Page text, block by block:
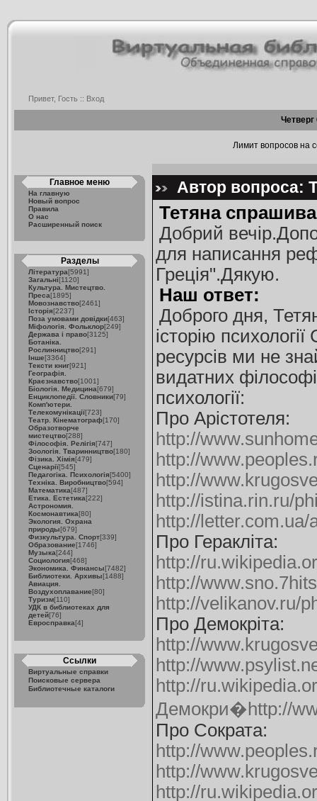
Привет, Гость :: Вход
Четверг
Лимит вопросов на
Главное меню
На главную
Новый вопрос
Правила
О нас
Расширенный поиск
Разделы
Література[5991]
Загальні[1120]
Культура. Мистецтво.
Преса[1895]
Мовознавство[2461]
Історія[2237]
Поза умовами довідки[463]
Міфологія. Фольклор[249]
Держава і право[3125]
Ботаніка.
Рослинництво[291]
Інше[3364]
Тексти книг[921]
Географія.
Краєзнавство[1001]
Біологія. Медицина[679]
Енциклопедії. Словники[79]
Комп'ютери.
Телекомунікації[723]
Театр. Кінематограф[170]
Образотворче
мистецтво[288]
Філософія. Релігія[747]
Зоологія. Тваринництво[180]
Фізика. Хімія[479]
Сценарії[545]
Педагогіка. Психологія[5400]
Техніка. Виробництво[594]
Математика[487]
Етика. Естетика[222]
Астрономия.
Космонавтика[80]
Экология. Охрана
природы[679]
Физкультура. Спорт[339]
Образование[1746]
Музыка[244]
Социология[468]
Экономика. Финансы[7482]
Библиотеки. Архивы[1488]
Авиация.
Воздухоплавание[80]
Туризм[110]
УДК в библиотеках для
детей[76]
Евросправка[4]
Ссылки
Виртуальные справки
Поисковые сервера
Библиотечные каталоги
Автор вопроса:
Тетяна
Добрий
для написання
Греція".Дякую.
Наш ответ:
Доброго дня,
історію
ресурсів ми не
видатних
психології:
Про Арістотеля:
http://
http://
http://
http://istina.rin.ru/
http://
Про Геракліта:
http://
http://
http://velikanov.ru/
Про Демокріта:
http://
http://
http://
Демокри�http://
Про Сократа:
http://
http://
http://